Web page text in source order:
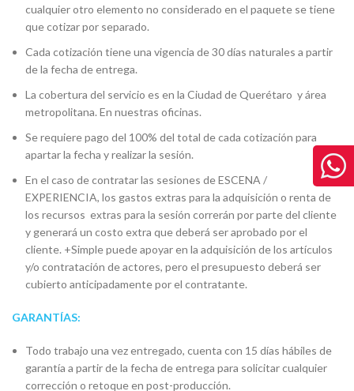
cualquier otro elemento no considerado en el paquete se tiene
que cotizar por separado.
Cada cotización tiene una vigencia de 30 días naturales a partir
de la fecha de entrega.
La cobertura del servicio es en la Ciudad de Querétaro y área
metropolitana. En nuestras oficinas.
Se requiere pago del 100% del total de cada cotización para
apartar la fecha y realizar la sesión.
En el caso de contratar las sesiones de ESCENA /
EXPERIENCIA, los gastos extras para la adquisición o renta de
los recursos extras para la sesión correrán por parte del cliente
y generará un costo extra que deberá ser aprobado por el
cliente. +Simple puede apoyar en la adquisición de los artículos
y/o contratación de actores, pero el presupuesto deberá ser
cubierto anticipadamente por el contratante.
GARANTÍAS:
Todo trabajo una vez entregado, cuenta con 15 días hábiles de
garantía a partir de la fecha de entrega para solicitar cualquier
corrección o retoque en post-producción.